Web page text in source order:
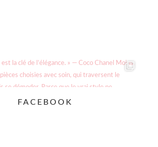
FACEBOOK